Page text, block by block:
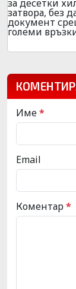
за десетки
затвора, без
документ
големи
Име*
Email
Коментар*